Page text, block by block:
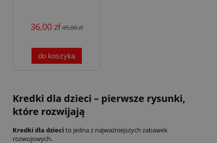
36,00 zł45,00 zł
do koszyka
Kredki dla dzieci – pierwsze rysunki,
które rozwijają
Kredki dla dzieci to jedna z najważniejszych zabawek
rozwojowych.